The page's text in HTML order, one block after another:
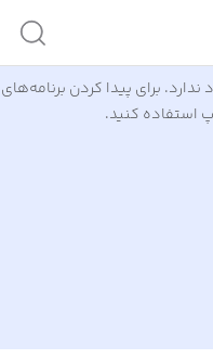
برای پیدا کردن برنامه‌های
استفاده کنید.